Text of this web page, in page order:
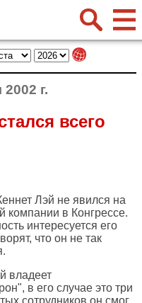
г.
всего
Лэй не явился на
в Конгрессе.
интересуется его
что он не так
владеет
в его случае это три